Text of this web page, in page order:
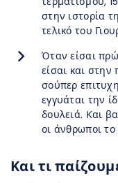
στην ιστορία
τελικό του
Όταν είσαι
είσαι και στην
σούπερ
εγγυάται την
δουλειά. Και
οι άνθρωποι το
Και τι